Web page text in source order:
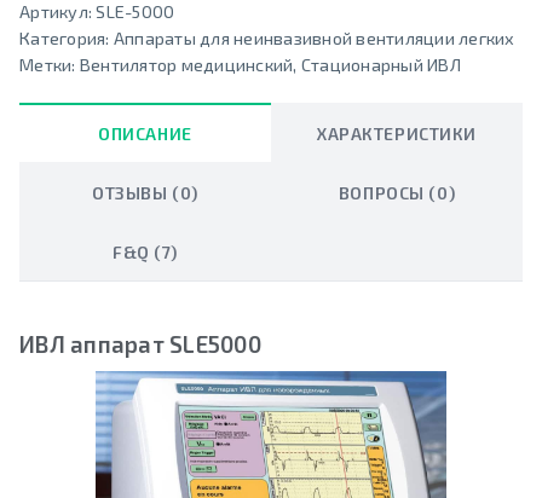
Артикул:SLE-5000
Категория: Аппараты для неинвазивной вентиляции легких
Метки: Вентилятор медицинский, Стационарный ИВЛ
ОПИСАНИЕ ХАРАКТЕРИСТИКИ
ОТЗЫВЫ (0) ВОПРОСЫ (0)
F&Q (7)
ИВЛ аппарат SLE5000